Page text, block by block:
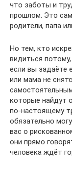
что заботы и
прошлом. Это
родители, папа
Но тем, кто
видиться
если вы задаёте
или мама не
которые найдут
по-настоящему
обязательно
вас о
они прямо
человека ждёт